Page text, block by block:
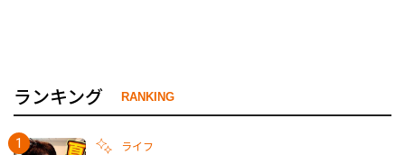
ランキング RANKING
ライフ